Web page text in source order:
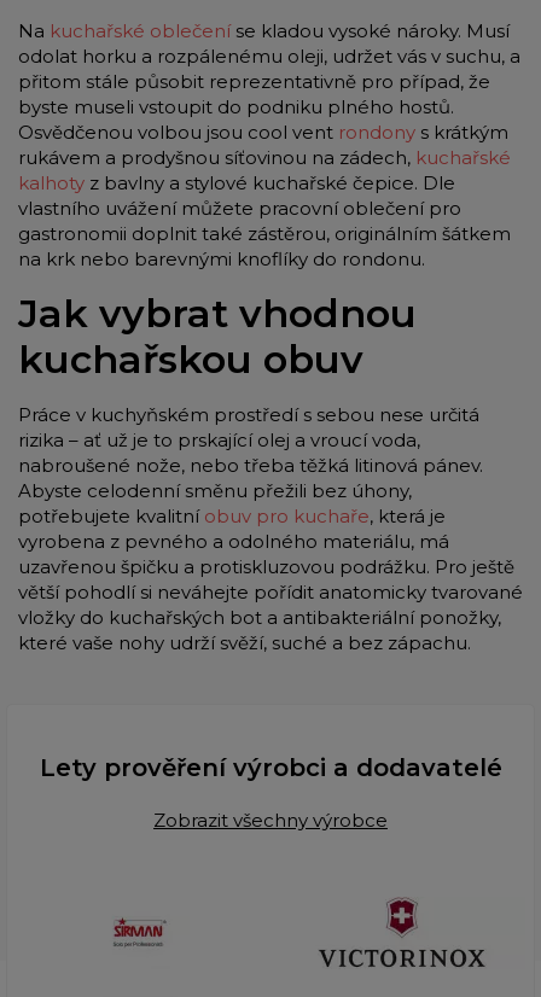
Na kuchařské oblečeníse kladou vysoké nároky. Musí
odolat horku a rozpálenému oleji, udržet vás v suchu, a
přitom stále působit reprezentativně pro případ, že
byste museli vstoupit do podniku plného hostů.
Osvědčenou volbou jsou cool vent rondony s krátkým
rukávem a prodyšnou síťovinou na zádech, kuchařské
kalhoty z bavlny a stylové kuchařské čepice. Dle
vlastního uvážení můžete pracovní oblečení pro
gastronomii doplnit také zástěrou, originálním šátkem
na krk nebo barevnými knoflíky do rondonu.
Jak vybrat vhodnou
kuchařskou obuv
Práce v kuchyňském prostředí s sebou nese určitá
rizika – ať už je to prskající olej a vroucí voda,
nabroušené nože, nebo třeba těžká litinová pánev.
Abyste celodenní směnu přežili bez úhony,
potřebujete kvalitní obuv pro kuchaře, která je
vyrobena z pevného a odolného materiálu, má
uzavřenou špičku a protiskluzovou podrážku. Pro ještě
větší pohodlí si neváhejte pořídit anatomicky tvarované
vložky do kuchařských bot a antibakteriální ponožky,
které vaše nohy udrží svěží, suché a bez zápachu.
Lety prověření výrobci a dodavatelé
Zobrazit všechny výrobce